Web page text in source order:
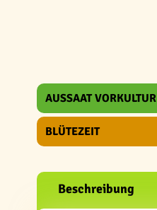
AUSSAAT VORKULTUR
BLÜTEZEIT
Beschreibung